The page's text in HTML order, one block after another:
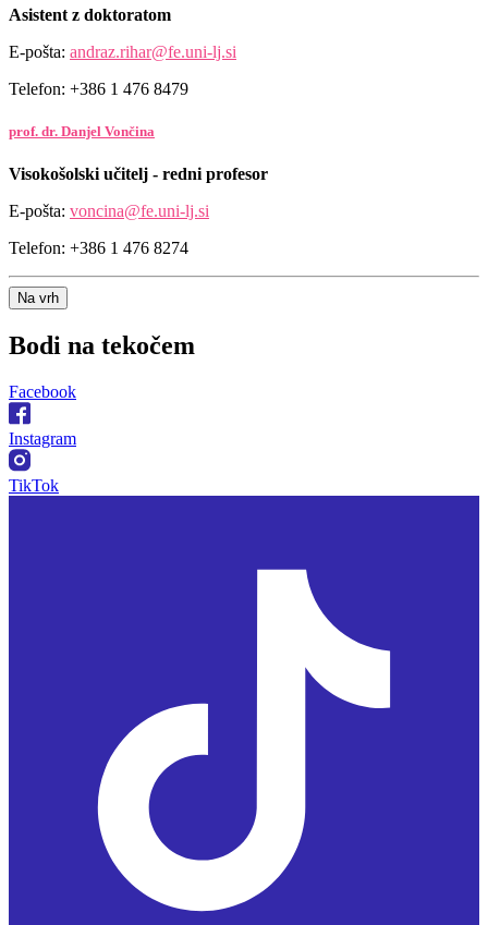
Asistent z doktoratom
E-pošta: andraz.rihar@fe.uni-lj.si
Telefon: +386 1 476 8479
prof. dr. Danjel Vončina
Visokošolski učitelj - redni profesor
E-pošta: voncina@fe.uni-lj.si
Telefon: +386 1 476 8274
Na vrh
Bodi na tekočem
Facebook
Instagram
TikTok